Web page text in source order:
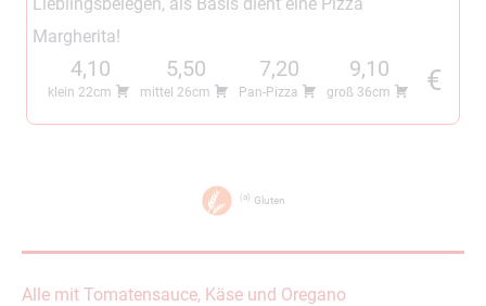
Margherita!
4,10
klein 22cm
5,50
mittel 26cm
7,20
Pan-Pizza
9,10
groß 36cm €
a Gluten
Alle mit Tomatensauce, Käse und Oregano